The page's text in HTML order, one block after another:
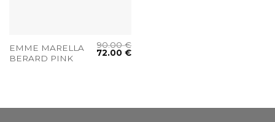
EMME MARELLA
BERARD PINK
90.00€
72.00€